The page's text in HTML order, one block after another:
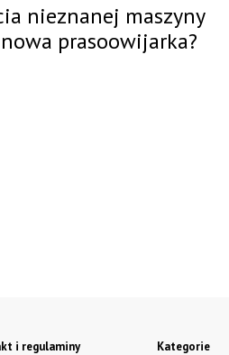
nieznanej maszyny
prasoowijarka?
i regulaminy
Kategorie